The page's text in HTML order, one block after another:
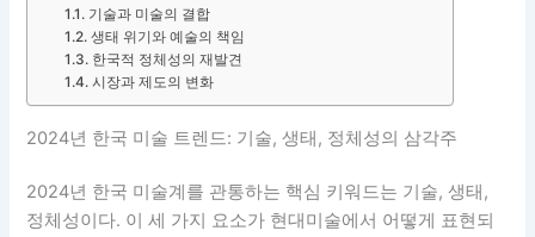
기술과 미술의 결합
생태 위기와 예술의 책임
한국적 정체성의 재발견
시장과 제도의 변화
2024년 한국 미술 트렌드: 기술, 생태, 정체성의 삼각주
2024년 한국 미술계를 관통하는 핵심 키워드는 기술, 생태,
정체성이다. 이 세 가지 요소가 현대미술에서 어떻게 표현되